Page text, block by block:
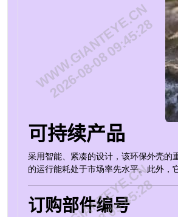
可持续产品
采用智能、紧凑的设计，该环保外壳的
的运行能耗处于市场率先水平。此外，
订购部件编号
WWW.GIANTEYE.CN
2026-08-08 09:45:28